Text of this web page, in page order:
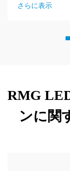
さらに表示
RMG
ンに関